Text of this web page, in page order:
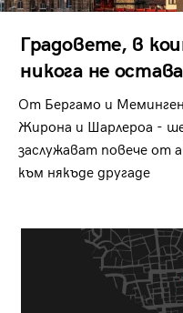
Градовете, в
никога не
От Бергамо и
Жирона и Шарлероа -
заслужават повече от
към някъде другаде